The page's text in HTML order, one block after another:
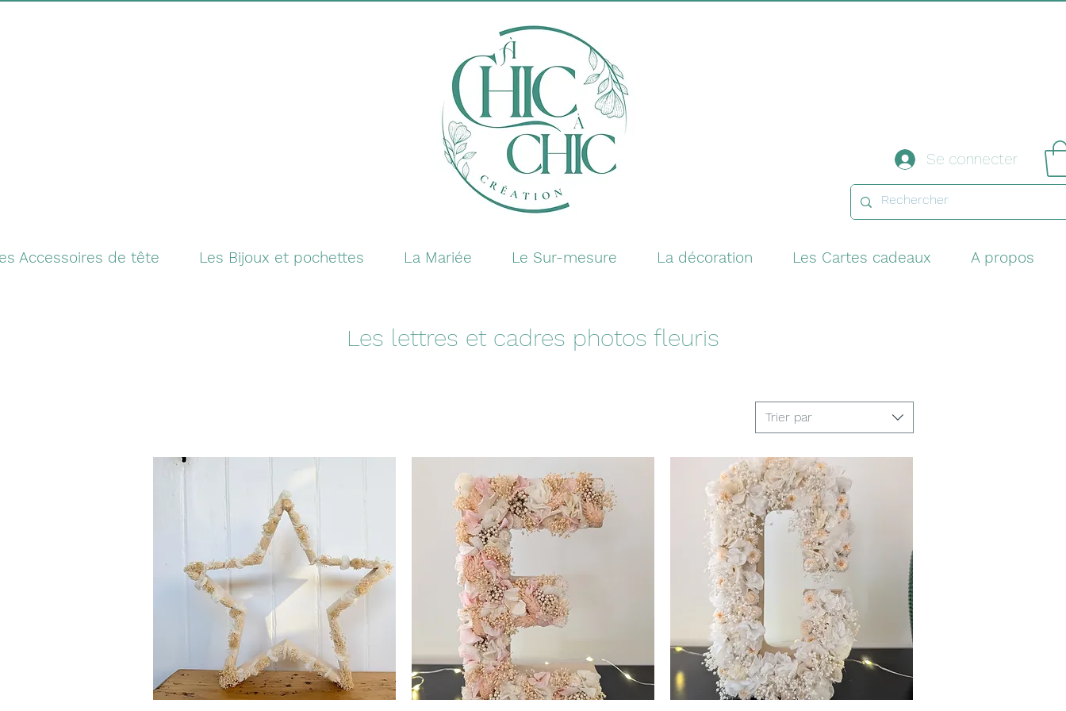
Se connecter
Accessoires de tête Les Bijoux et pochettes La Mariée Le Sur-mesure La décoration Les Cartes cadeaux A propos
Les lettres et cadres photos fleuris
Trier par